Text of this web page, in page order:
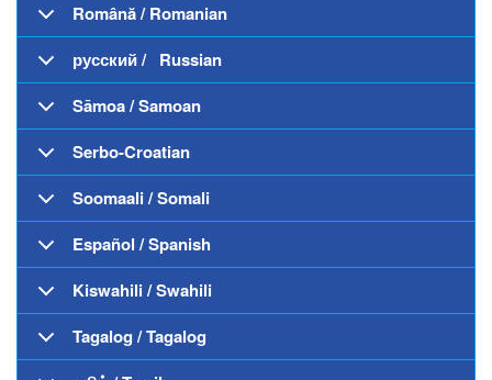
Română / Romanian
русский / Russian
Sāmoa / Samoan
Serbo-Croatian
Soomaali / Somali
Español / Spanish
Kiswahili / Swahili
Tagalog / Tagalog